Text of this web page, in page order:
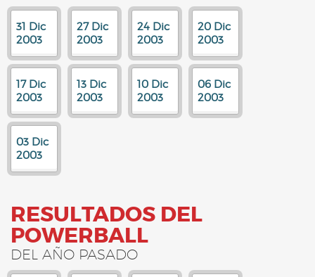
31 Dic
2003
27 Dic
2003
24 Dic
2003
20 Dic
2003
17 Dic
2003
13 Dic
2003
10 Dic
2003
06 Dic
2003
03 Dic
2003
RESULTADOS DEL
POWERBALL
DEL AÑO PASADO